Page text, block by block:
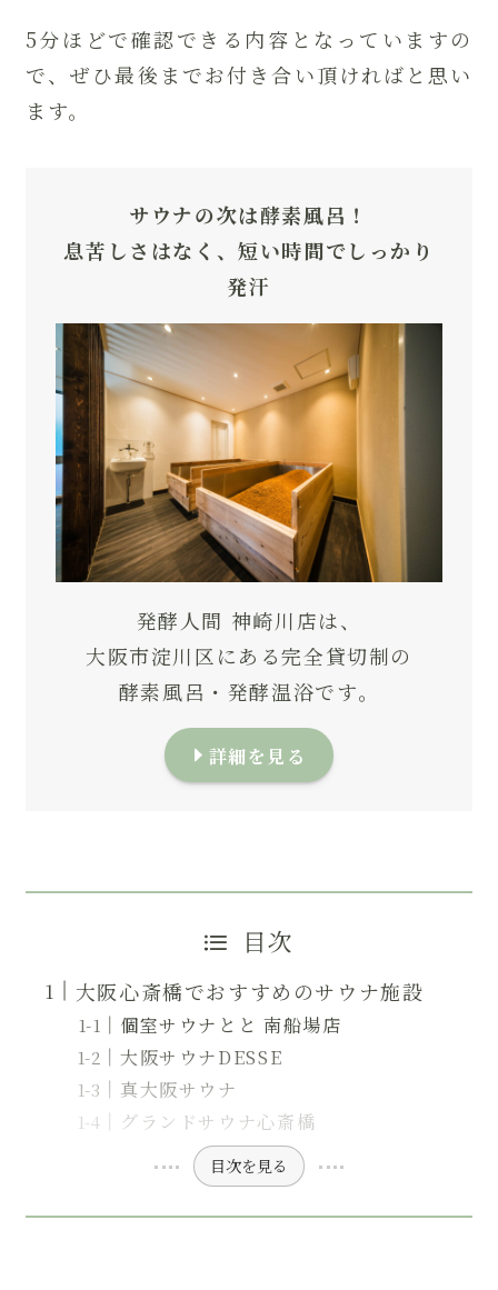
5分ほどで確認できる内容となっていますの
で、ぜひ最後までお付き合い頂ければと思い
ます。
サウナの次は酵素風呂！
息苦しさはなく、短い時間でしっかり
発汗
発酵人間 神崎川店は、
大阪市淀川区にある完全貸切制の
酵素風呂・発酵温浴です。
詳細を見る
目次
大阪心斎橋でおすすめのサウナ施設
個室サウナとと 南船場店
大阪サウナDESSE
真大阪サウナ
グランドサウナ心斎橋
目次を見る